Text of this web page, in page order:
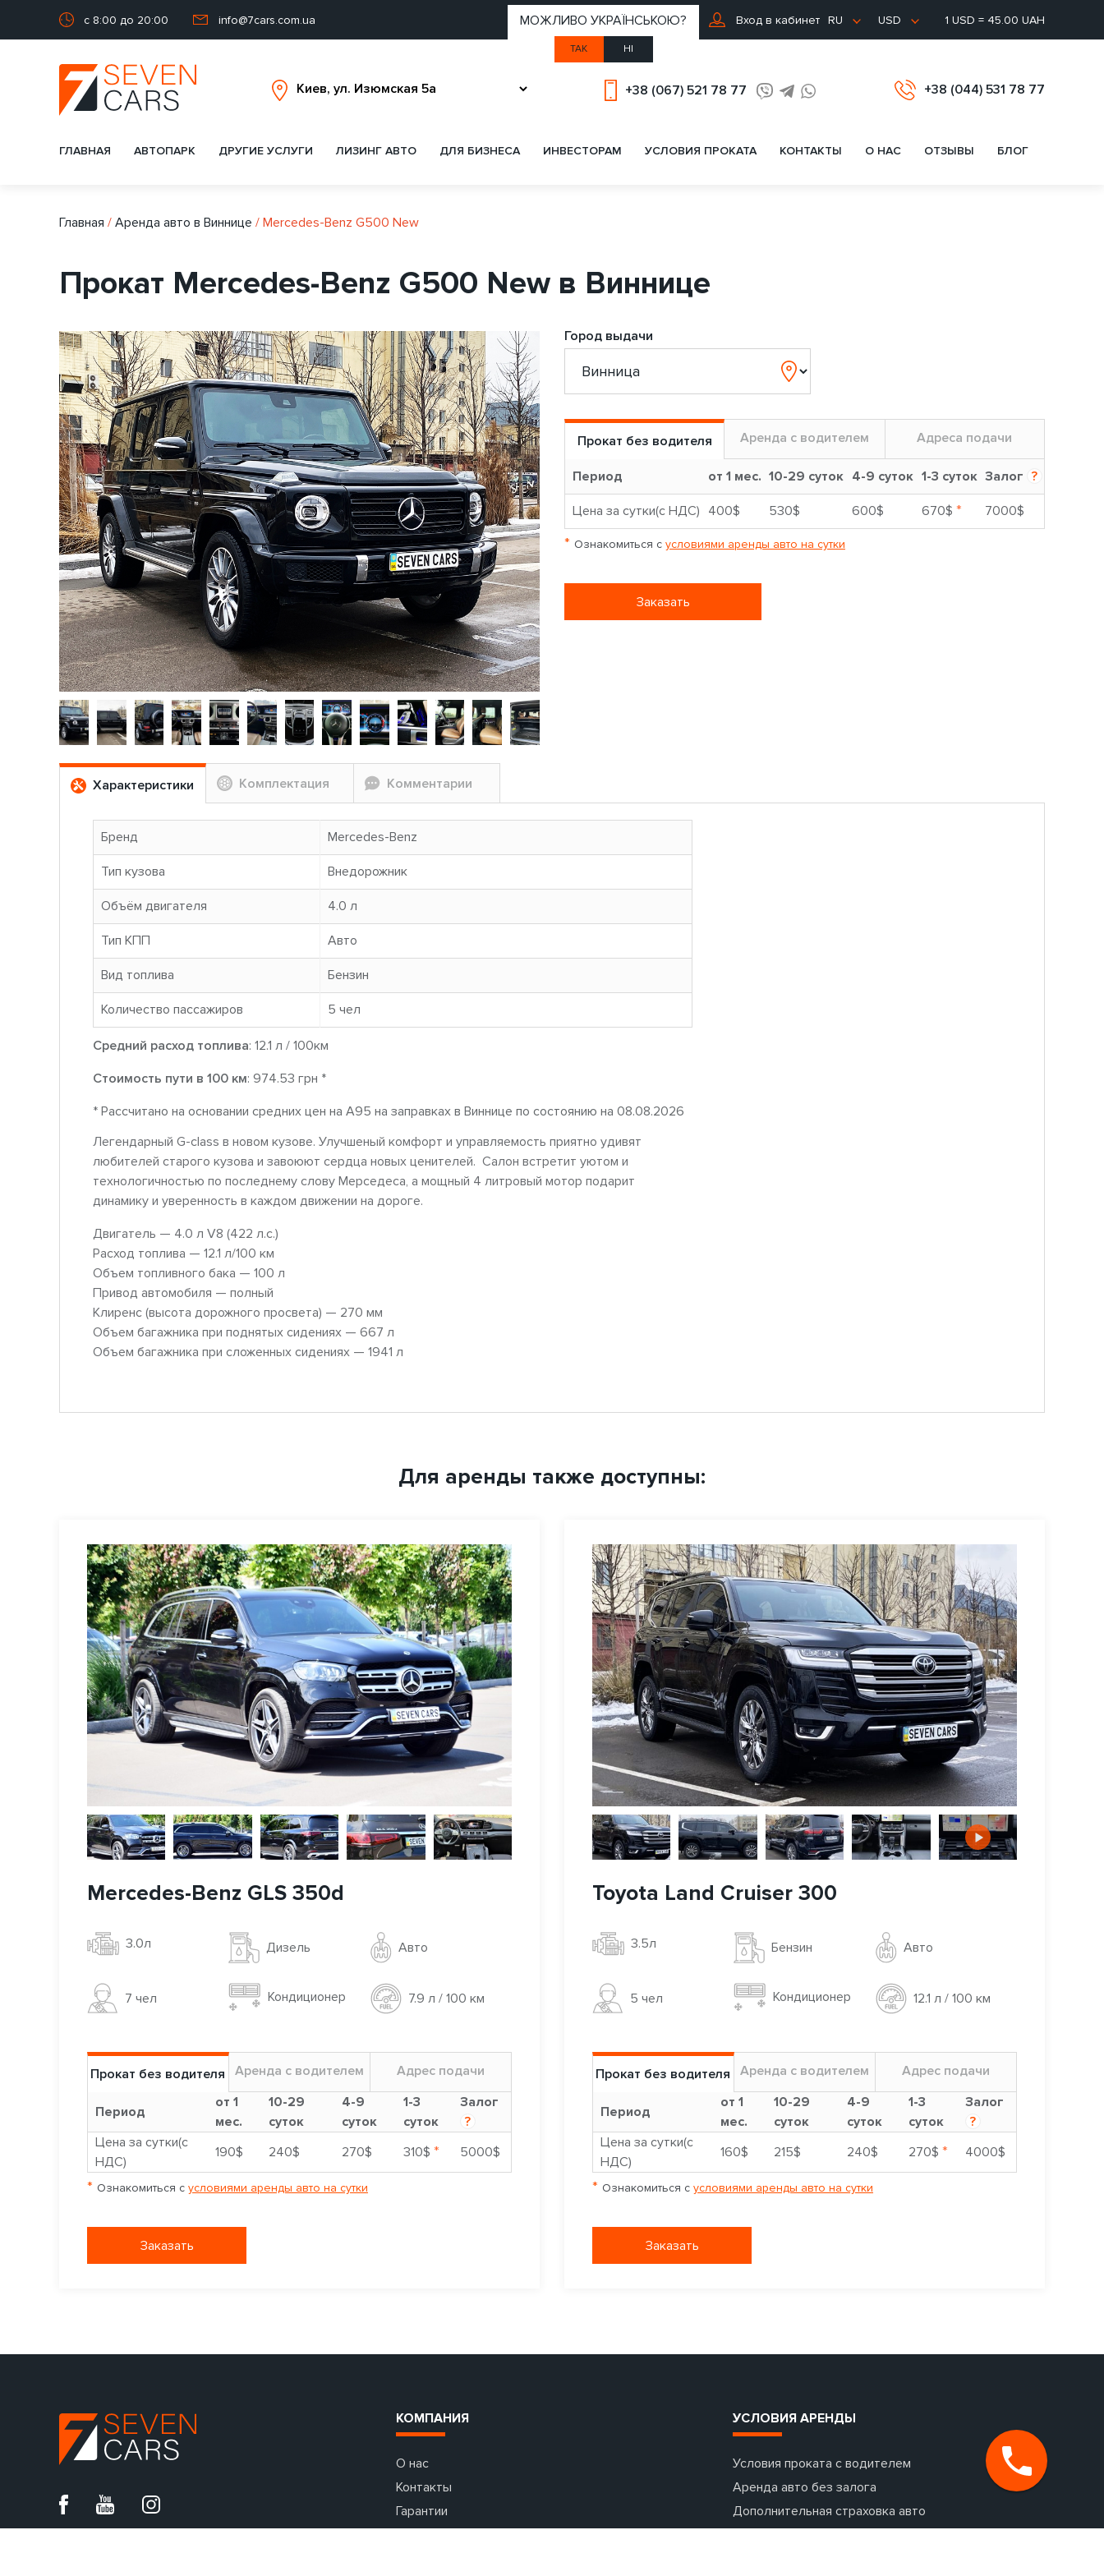
с 8:00 до 20:00 info@7cars.com.ua Вход в кабинет RU
МОЖЛИВО УКРАЇНСЬКОЮ?
ТАК НІ
USD 1 USD = 45.00 UAH
+38 (067) 521 78 77 +38 (044) 531 78 77
ГЛАВНАЯ АВТОПАРК ДРУГИЕ УСЛУГИ ЛИЗИНГ АВТО ДЛЯ БИЗНЕСА ИНВЕСТОРАМ УСЛОВИЯ ПРОКАТА КОНТАКТЫ О НАС ОТЗЫВЫ БЛОГ
Главная / Аренда авто в Виннице / Mercedes-Benz G500 New
Прокат Mercedes-Benz G500 New в Виннице
Город выдачи
Прокат без водителя Аренда с водителем Адреса подачи
Период от 1 мес. 10-29 суток 4-9 суток 1-3 суток Залог ?
Цена за сутки(с НДС) 400$ 530$ 600$ 670$ * 7000$
* Ознакомиться с условиями аренды авто на сутки
Заказать
Характеристики Комплектация Комментарии
Бренд Mercedes-Benz
Тип кузова Внедорожник
Объём двигателя 4.0 л
Тип КПП Авто
Вид топлива Бензин
Количество пассажиров 5 чел
Средний расход топлива: 12.1 л / 100км
Стоимость пути в 100 км: 974.53 грн *
* Рассчитано на основании средних цен на A95 на заправках в Виннице по состоянию на 08.08.2026
Легендарный G-class в новом кузове. Улучшеный комфорт и управляемость приятно удивят
любителей старого кузова и завоюют сердца новых ценителей. Салон встретит уютом и
технологичностью по последнему слову Мерседеса, а мощный 4 литровый мотор подарит
динамику и уверенность в каждом движении на дороге.
Двигатель — 4.0 л V8 (422 л.с.)
Расход топлива — 12.1 л/100 км
Объем топливного бака — 100 л
Привод автомобиля — полный
Клиренс (высота дорожного просвета) — 270 мм
Объем багажника при поднятых сидениях — 667 л
Объем багажника при сложенных сидениях — 1941 л
Для аренды также доступны:
Mercedes-Benz GLS 350d
3.0л Дизель Авто
7 чел Кондиционер 7.9 л / 100 км
Прокат без водителя Аренда с водителем Адрес подачи
Период
от 1
мес.
10-29
суток
4-9
суток
1-3
суток
Залог
?
Цена за сутки(с
НДС)
190$ 240$ 270$ 310$ * 5000$
* Ознакомиться с условиями аренды авто на сутки
Заказать
Toyota Land Cruiser 300
3.5л Бензин Авто
5 чел Кондиционер 12.1 л / 100 км
Прокат без водителя Аренда с водителем Адрес подачи
Период
от 1
мес.
10-29
суток
4-9
суток
1-3
суток
Залог
?
Цена за сутки(с
НДС)
160$ 215$ 240$ 270$ * 4000$
* Ознакомиться с условиями аренды авто на сутки
Заказать
КОМПАНИЯ
О нас
Контакты
Гарантии
УСЛОВИЯ АРЕНДЫ
Условия проката с водителем
Аренда авто без залога
Дополнительная страховка авто